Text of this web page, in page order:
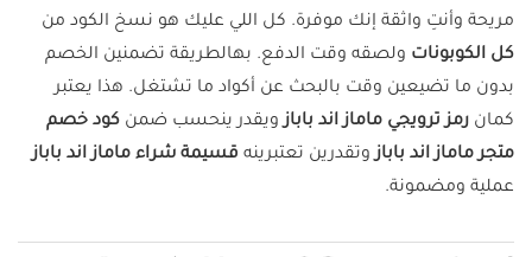
مريحة وأنتِ واثقة إنك موفرة. كل اللي عليك هو نسخ الكود من
كل الكوبونات ولصقه وقت الدفع. بهالطريقة تضمنين الخصم
بدون ما تضيعين وقت بالبحث عن أكواد ما تشتغل. هذا يعتبر
كمان رمز ترويجي ماماز اند بابازويقدر ينحسب ضمن كود خصم
متجر ماماز اند بابازوتقدرين تعتبرينه قسيمة شراء ماماز اند باباز
عملية ومضمونة.